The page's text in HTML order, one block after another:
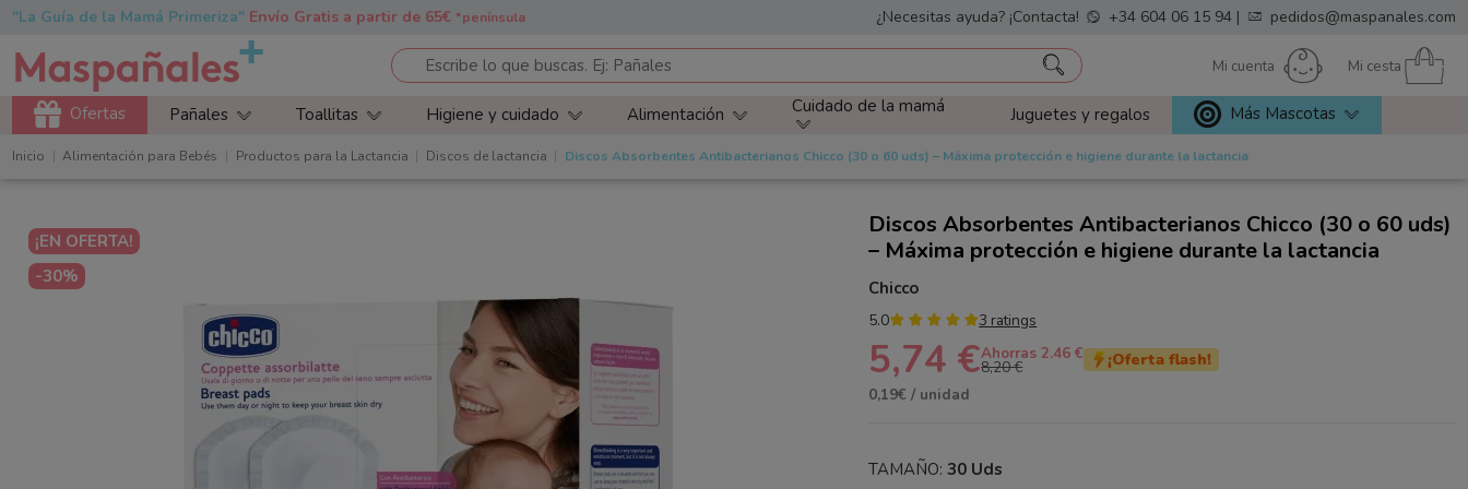
"La Guía de la Mamá Primeriza" Envío Gratis a partir de 65€*península ¿Necesitas ayuda? ¡Contacta! +34 604 06 15 94 | pedidos@maspanales.com
Mi cuenta Mi cesta
Ofertas Pañales Toallitas Higiene y cuidado Alimentación Cuidado de la mamá Juguetes y regalos Más Mascotas
Inicio Alimentación para Bebés Productos para la Lactancia Discos de lactancia Discos Absorbentes Antibacterianos Chicco (30 o 60 uds) – Máxima protección e higiene durante la lactancia
¡EN OFERTA!
-30%
Discos Absorbentes Antibacterianos Chicco (30 o 60 uds)
– Máxima protección e higiene durante la lactancia
Chicco
5.0 3 ratings
5,74 €Ahorras 2.46 €
8,20 €
¡Oferta flash!
0,19€ / unidad
TAMAÑO: 30 Uds